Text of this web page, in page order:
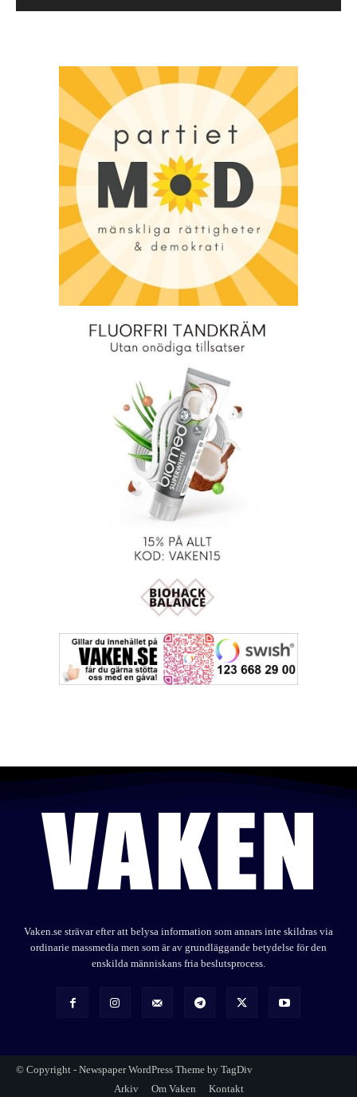
Vaken.se strävar efter att belysa information som annars inte skildras via
ordinarie massmedia men som är av grundläggande betydelse för den
enskilda människans fria beslutsprocess.
© Copyright - Newspaper WordPress Theme by TagDiv
Arkiv
Om Vaken Kontakt